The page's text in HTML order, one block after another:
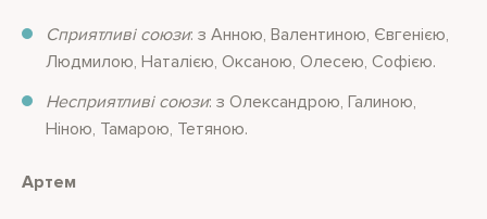
Сприятливі союзи: з Анною, Валентиною, Євгенією,
Людмилою, Наталією, Оксаною, Олесею, Софією.
Несприятливі союзи: з Олександрою, Галиною,
Ніною, Тамарою, Тетяною.
Артем